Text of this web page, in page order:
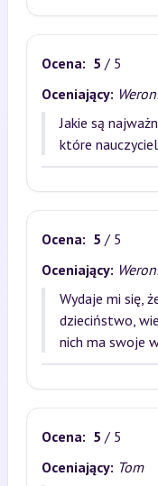
Ocena: 5 / 5
Oceniający:
Jakie są
które
Ocena: 5 / 5
Oceniający:
Wydaje mi się,
dzieciństwo,
nich ma swoje
Ocena: 5 / 5
Oceniający: Tom